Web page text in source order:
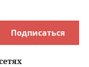
Подписаться